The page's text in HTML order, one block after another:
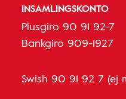
INSAMLINGSKONTO
Plusgiro 90 91 92-7
Bankgiro 909-1927
Swish 90 91 92 7 (ej